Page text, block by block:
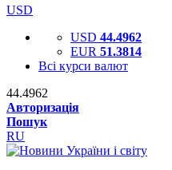
USD
USD 44.4962
EUR 51.3814
Всі курси валют
44.4962
Авторизація
Пошук
RU